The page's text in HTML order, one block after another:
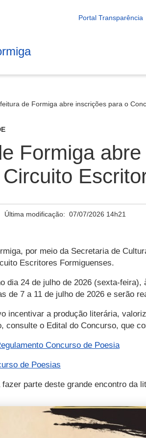
Portal Transparência
de Formiga abre inscrições para o
Formiga
Última modificação:07/07/2026 14h21
por meio da Secretaria de
Escritores Formiguenses.
dia 24 de julho de 2026 (sexta-
de 7 a 11 de julho de 2026 e serão
incentivar a produção literária,
consulte o Edital do Concurso, que
Concurso de Poesia
de Poesias
parte deste grande encontro da